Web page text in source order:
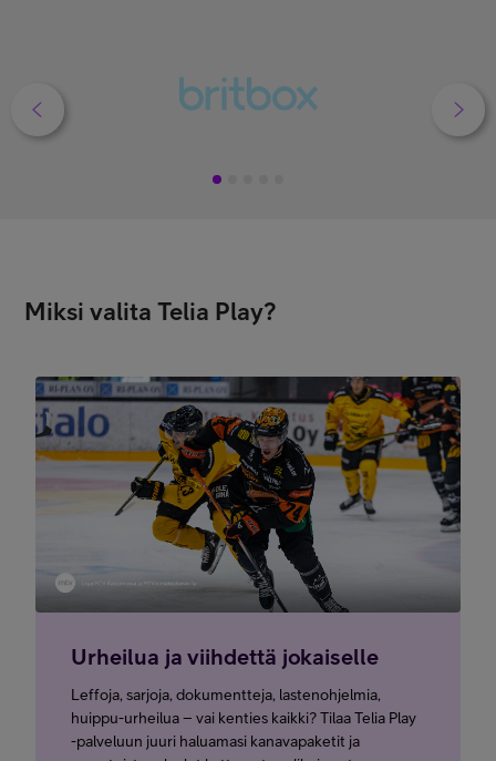
1
Miksi valita Telia Play?
Urheilua ja viihdettä jokaiselle
Leffoja, sarjoja, dokumentteja, lastenohjelmia,
huippu-urheilua – vai kenties kaikki? Tilaa Telia Play
-palveluun juuri haluamasi kanavapaketit ja